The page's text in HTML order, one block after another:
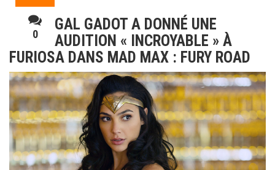
0
GAL GADOT A DONNÉ UNE
AUDITION « INCROYABLE » À
FURIOSA DANS MAD MAX : FURY ROAD